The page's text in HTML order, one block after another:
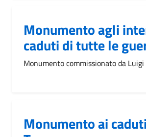
Monumento agli
caduti di tutte le
Monumento commissionato da
Monumento ai